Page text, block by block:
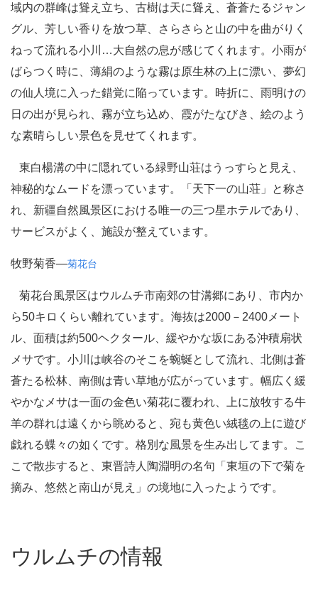
域内の群峰は聳え立ち、古樹は天に聳え、蒼蒼たるジャン
グル、芳しい香りを放つ草、さらさらと山の中を曲がりく
ねって流れる小川…大自然の息が感じてくれます。小雨が
ばらつく時に、薄絹のような霧は原生林の上に漂い、夢幻
の仙人境に入った錯覚に陥っています。時折に、雨明けの
日の出が見られ、霧が立ち込め、霞がたなびき、絵のよう
な素晴らしい景色を見せてくれます。
東白楊溝の中に隠れている緑野山荘はうっすらと見え、
神秘的なムードを漂っています。「天下一の山荘」と称さ
れ、新疆自然風景区における唯一の三つ星ホテルであり、
サービスがよく、施設が整えています。
牧野菊香―菊花台
菊花台風景区はウルムチ市南郊の甘溝郷にあり、市内か
ら50キロくらい離れています。海抜は2000－2400メート
ル、面積は約500ヘクタール、緩やかな坂にある沖積扇状
メサです。小川は峡谷のそこを蜿蜒として流れ、北側は蒼
蒼たる松林、南側は青い草地が広がっています。幅広く緩
やかなメサは一面の金色い菊花に覆われ、上に放牧する牛
羊の群れは遠くから眺めると、宛も黄色い絨毯の上に遊び
戯れる蝶々の如くです。格別な風景を生み出してます。こ
こで散歩すると、東晋詩人陶淵明の名句「東垣の下で菊を
摘み、悠然と南山が見え」の境地に入ったようです。
ウルムチの情報